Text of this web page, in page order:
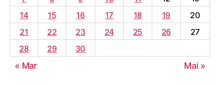
14
15 16 17 18 19
20
21
22 23 24 25 26
27
28
29 30
« Mar Mai »